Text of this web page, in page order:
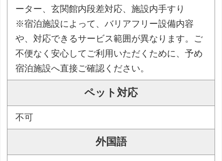
ーター、玄関館内段差対応、施設内手すり
※宿泊施設によって、バリアフリー設備内容
や、対応できるサービス範囲が異なります。ご
不便なく安心してご利用いただくために、予め
宿泊施設へ直接ご確認ください。
ペット対応
不可
外国語